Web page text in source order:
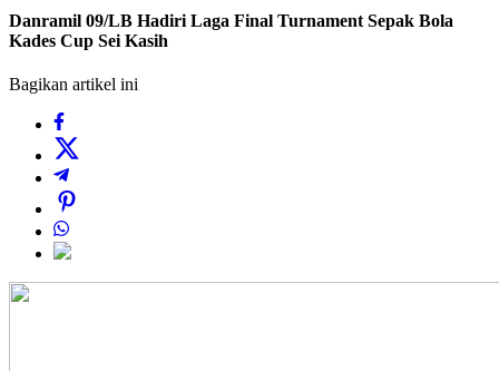
Danramil 09/LB Hadiri Laga Final Turnament Sepak Bola
Kades Cup Sei Kasih
Bagikan artikel ini